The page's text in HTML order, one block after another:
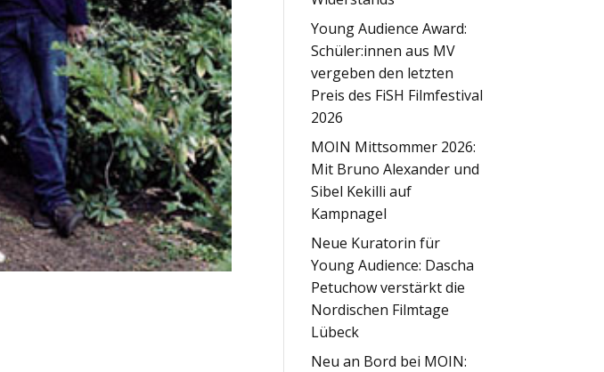
Young Audience Award:
Schüler:innen aus MV
vergeben den letzten
Preis des FiSH Filmfestival
2026
MOIN Mittsommer 2026:
Mit Bruno Alexander und
Sibel Kekilli auf
Kampnagel
Neue Kuratorin für
Young Audience: Dascha
Petuchow verstärkt die
Nordischen Filmtage
Lübeck
Neu an Bord bei MOIN: